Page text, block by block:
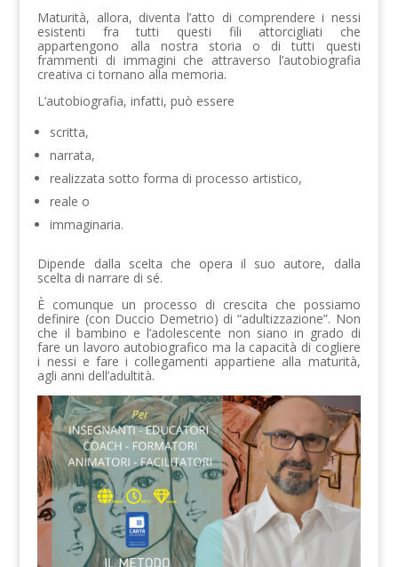
Maturità, allora, diventa l’atto di comprendere i nessi
esistenti fra tutti questi fili attorcigliati che
appartengono alla nostra storia o di tutti questi
frammenti di immagini che attraverso l’autobiografia
creativa ci tornano alla memoria.
L’autobiografia, infatti, può essere
scritta,
narrata,
realizzata sotto forma di processo artistico,
reale o
immaginaria.
Dipende dalla scelta che opera il suo autore, dalla
scelta di narrare di sé.
È comunque un processo di crescita che possiamo
definire (con Duccio Demetrio) di “adultizzazione”. Non
che il bambino e l’adolescente non siano in grado di
fare un lavoro autobiografico ma la capacità di cogliere
i nessi e fare i collegamenti appartiene alla maturità,
agli anni dell’adultità.